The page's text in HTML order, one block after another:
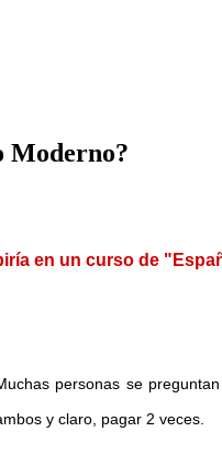
Moderno?
en un curso de
chas personas se
y claro, pagar 2 veces.